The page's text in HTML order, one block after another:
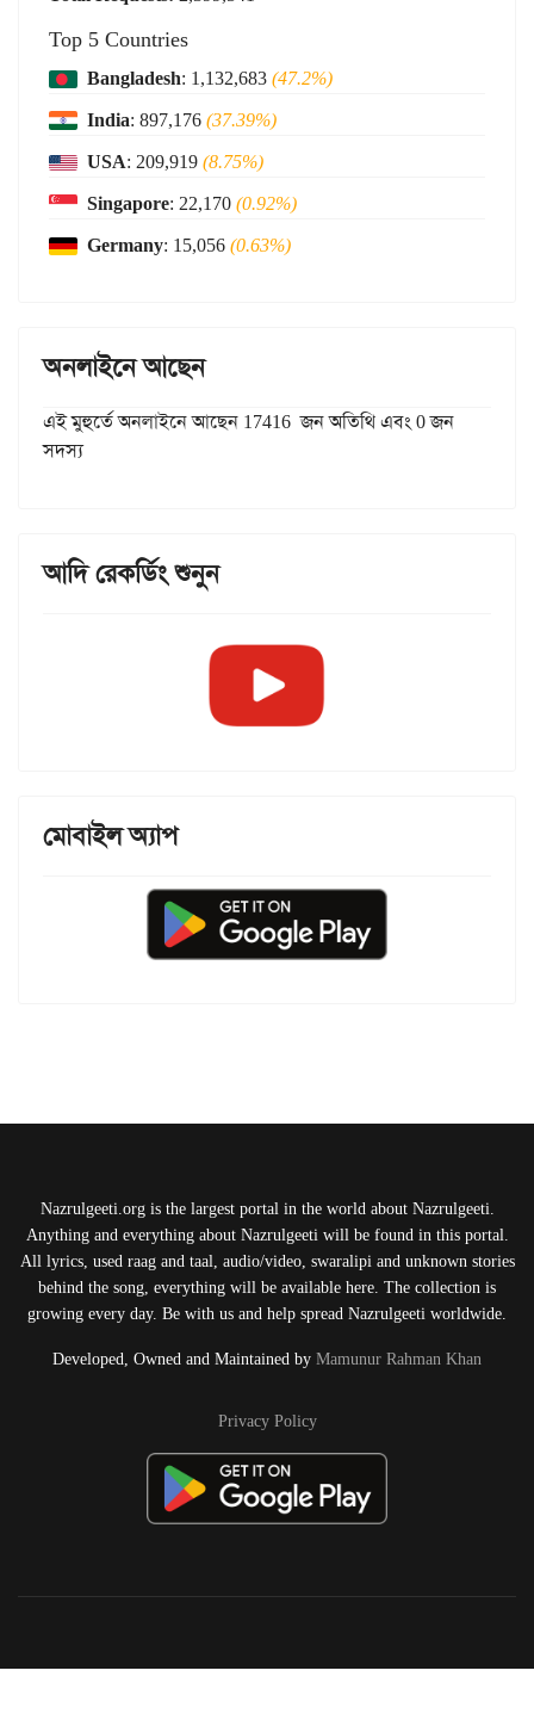
Top 5 Countries
Bangladesh: 1,132,683(47.2%)
India: 897,176(37.39%)
USA: 209,919(8.75%)
Singapore: 22,170(0.92%)
Germany: 15,056(0.63%)
অনলাইনে আছেন
এই মুহুর্তে অনলাইনে আছেন 17416 জন অতিথি এবং 0 জন
সদস্য
আদি রেকর্ডিং শুনুন
মোবাইল অ্যাপ
Nazrulgeeti.org is the largest portal in the world about Nazrulgeeti.
Anything and everything about Nazrulgeeti will be found in this portal.
All lyrics, used raag and taal, audio/video, swaralipi and unknown stories
behind the song, everything will be available here. The collection is
growing every day. Be with us and help spread Nazrulgeeti worldwide.
Developed, Owned and Maintained by Mamunur Rahman Khan
Privacy Policy